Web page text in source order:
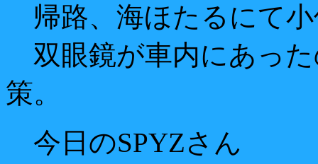
帰路、海ほたるにて
双眼鏡が車内にあっ
策。
今日のSPYZさん